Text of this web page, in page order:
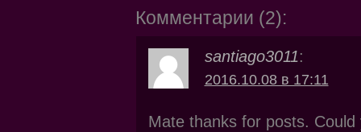
Комментарии (2):
santiago3011:
2016.10.08 в 17:11
Mate thanks for posts.